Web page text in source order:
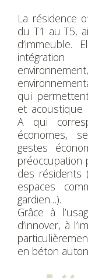
La résidence
du T1 au T5,
d’immeuble.
qui
et acoustique
A qui
économes,
gestes
des résidents
espaces
gardien…).
Grâce à
d’innover, à
en béton